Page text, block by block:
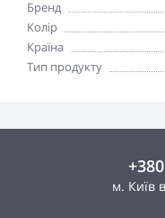
Бренд
Колір
Країна
Тип продукту
м. Київ